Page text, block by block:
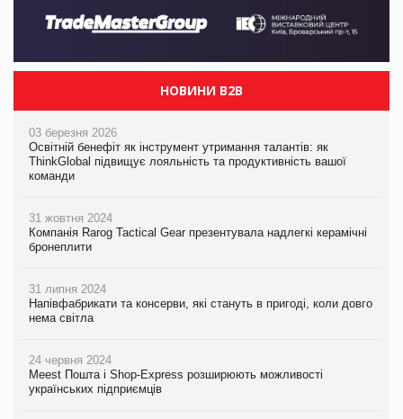
НОВИНИ B2B
03 березня 2026
Освітній бенефіт як інструмент утримання талантів: як
ThinkGlobal підвищує лояльність та продуктивність вашої
команди
31 жовтня 2024
Компанія Rarog Tactical Gear презентувала надлегкі керамічні
бронеплити
31 липня 2024
Напівфабрикати та консерви, які стануть в пригоді, коли довго
нема світла
24 червня 2024
Meest Пошта і Shop-Express розширюють можливості
українських підприємців